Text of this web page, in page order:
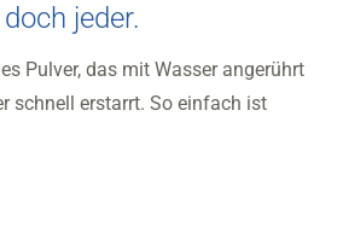
jeder.
Pulver, das mit Wasser angerührt
schnell erstarrt. So einfach ist